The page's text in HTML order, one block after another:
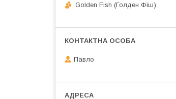
Golden Fish (Голден Фіш)
Павло